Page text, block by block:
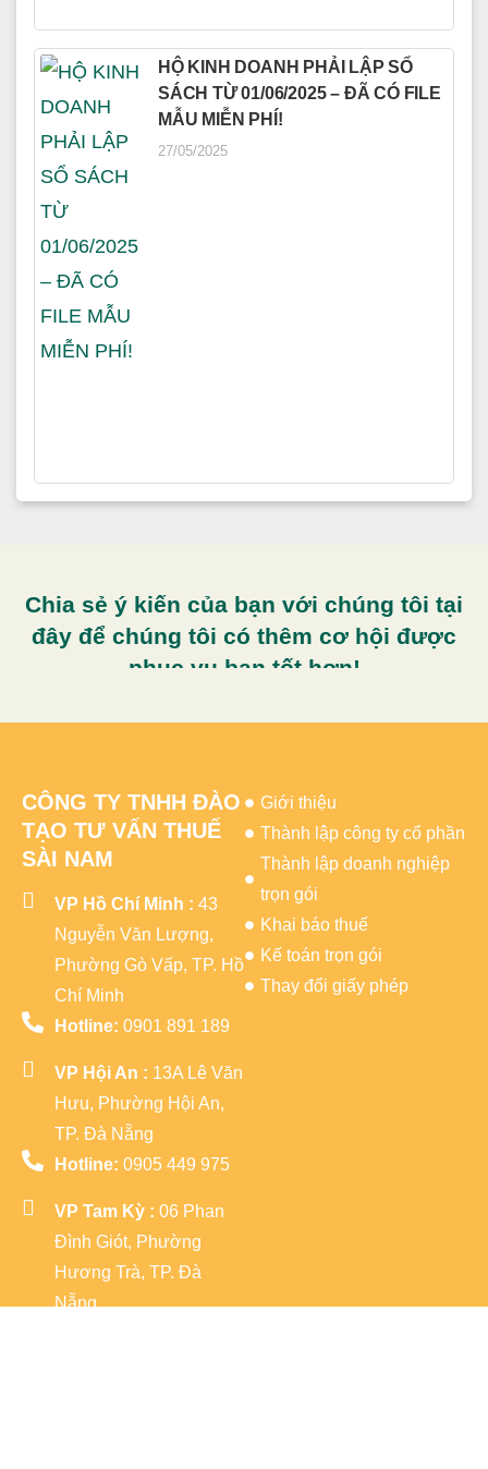
HỘ KINH DOANH PHẢI LẬP SỔ
SÁCH TỪ 01/06/2025 – ĐÃ CÓ FILE
MẪU MIỄN PHÍ!
27/05/2025
Chia sẻ ý kiến của bạn với chúng tôi tại
đây để chúng tôi có thêm cơ hội được
phục vụ bạn tốt hơn!
CÔNG TY TNHH ĐÀO
TẠO TƯ VẤN THUẾ
SÀI NAM
VP Hồ Chí Minh : 43
Nguyễn Văn Lượng,
Phường Gò Vấp, TP. Hồ
Chí Minh
Hotline: 0901 891 189
VP Hội An : 13A Lê Văn
Hưu, Phường Hội An,
TP. Đà Nẵng
Hotline: 0905 449 975
VP Tam Kỳ : 06 Phan
Đình Giót, Phường
Hương Trà, TP. Đà
Nẵng
Giới thiệu
Thành lập công ty cổ phần
Thành lập doanh nghiệp
trọn gói
Khai báo thuế
Kế toán trọn gói
Thay đổi giấy phép